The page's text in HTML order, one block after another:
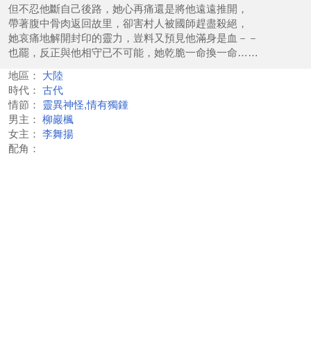
但不忍他斷自己後路，她心再痛還是將他遠遠推開，
帶著腹中骨肉返回故里，卻害村人被國師趕盡殺絕，
她哀痛地解開封印的靈力，豈料又預見他滿身是血－－
也罷，反正與他相守已不可能，她乾脆一命換一命……
地區：
大陸
時代：
古代
情節：
靈異神怪,情有獨鍾
男主：
柳巖楓
女主：
李舞揚
配角：